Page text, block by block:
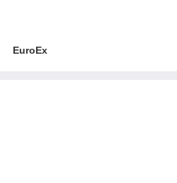
EuroEx